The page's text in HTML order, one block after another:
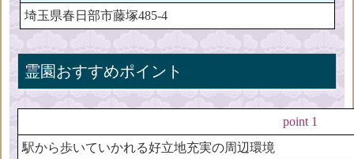
埼玉県春日部市藤塚485-4
霊園おすすめポイント
point 1
駅から歩いていかれる好立地充実の周辺環境